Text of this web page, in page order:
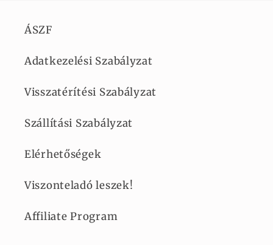
ÁSZF
Adatkezelési Szabályzat
Visszatérítési Szabályzat
Szállítási Szabályzat
Elérhetőségek
Viszonteladó leszek!
Affiliate Program